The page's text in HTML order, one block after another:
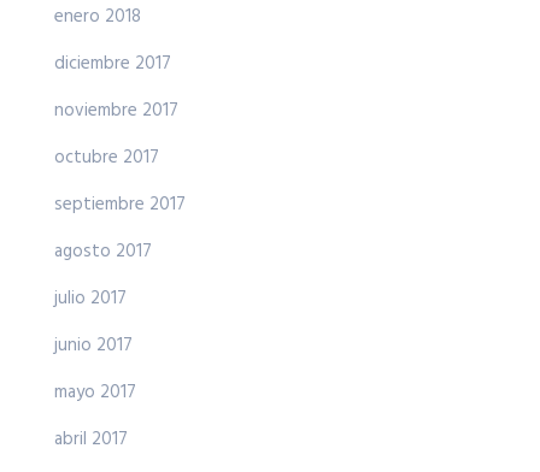
enero 2018
diciembre 2017
noviembre 2017
octubre 2017
septiembre 2017
agosto 2017
julio 2017
junio 2017
mayo 2017
abril 2017